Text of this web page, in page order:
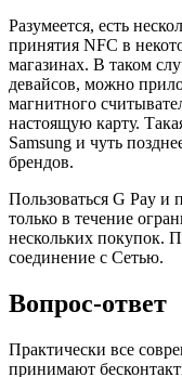
Разумеется, есть
принятия NFC в
магазинах. В таком
девайсов, можно
магнитного
настоящую карту.
Samsung и чуть
брендов.
Пользоваться G Pay
только в течение
нескольких покупок.
соединение с Сетью.
Вопрос-ответ
Практически все
принимают